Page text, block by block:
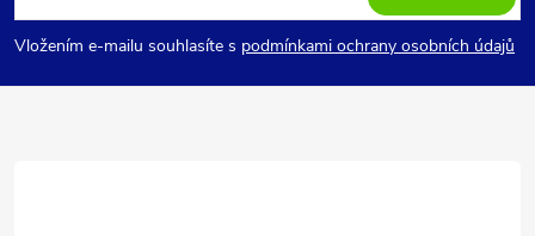
p
a
Vložením e-mailu souhlasíte s podmínkami ochrany osobních údajů